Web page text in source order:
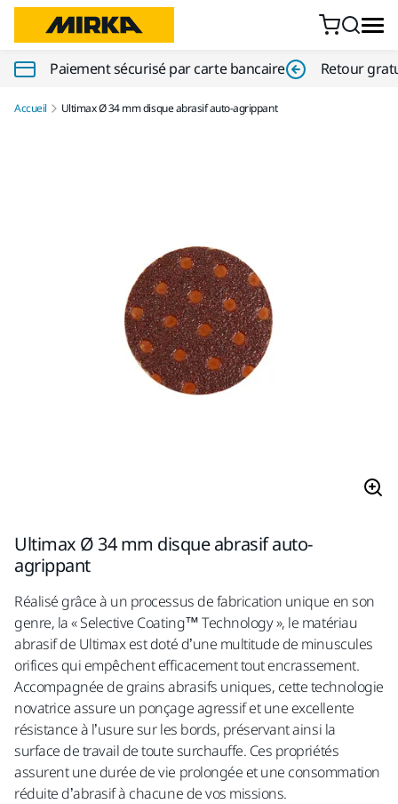
Paiement sécurisé par carte bancaire Retour
Accueil Ultimax Ø 34 mm disque abrasif auto-agrippant
Ultimax Ø 34 mm disque abrasif auto-
agrippant
Réalisé grâce à un processus de fabrication unique en son
genre, la « Selective Coating™ Technology », le matériau
abrasif de Ultimax est doté d’une multitude de minuscules
orifices qui empêchent efficacement tout encrassement.
Accompagnée de grains abrasifs uniques, cette technologie
novatrice assure un ponçage agressif et une excellente
résistance à l’usure sur les bords, préservant ainsi la
surface de travail de toute surchauffe. Ces propriétés
assurent une durée de vie prolongée et une consommation
réduite d’abrasif à chacune de vos missions.